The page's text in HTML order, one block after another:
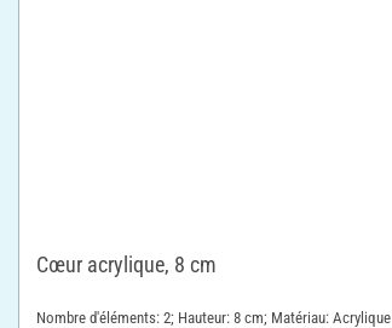
Cœur acrylique, 8 cm
Nombre d'éléments: 2; Hauteur: 8 cm; Matériau: Acrylique